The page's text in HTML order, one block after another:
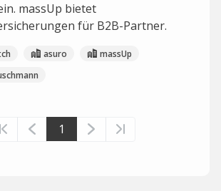
massUp bietet
für B2B-Partner.
asuro
massUp
1